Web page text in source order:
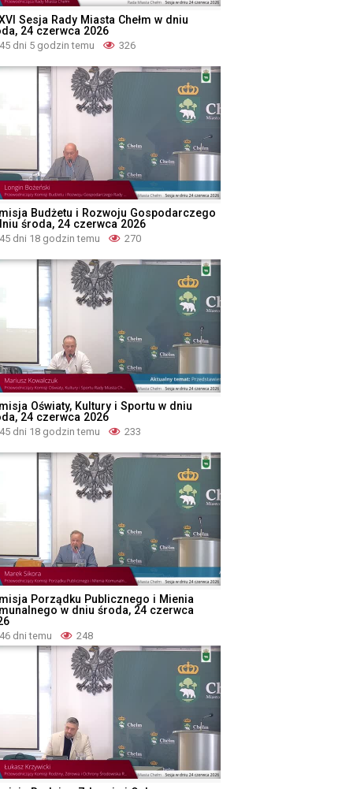
Sesja Rady Miasta Chełm w dniu
24 czerwca 2026
45 dni 5 godzin temu 326
Budżetu i Rozwoju Gospodarczego
środa, 24 czerwca 2026
45 dni 18 godzin temu 270
Oświaty, Kultury i Sportu w dniu
24 czerwca 2026
45 dni 18 godzin temu 233
Porządku Publicznego i Mienia
w dniu środa, 24 czerwca
46 dni temu 248